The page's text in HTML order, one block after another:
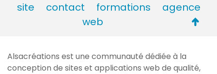
site
contact formations
agence
web
de
Alsacréations est une communauté dédiée à la
conception de sites et applications web de qualité,